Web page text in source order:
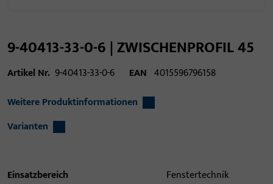
9-40413-33-0-6 | ZWISCHENPROFIL 45
Artikel Nr. 9-40413-33-0-6 EAN 4015596796158
Weitere Produktinformationen
Varianten
Einsatzbereich
Fenstertechnik